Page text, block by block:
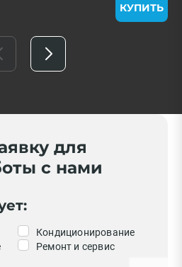
КУПИТЬ
для
с нами
Кондиционирование
Ремонт и сервис